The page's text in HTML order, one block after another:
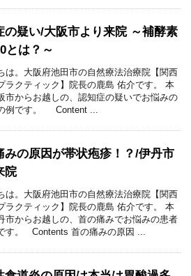
の疑い/大阪市より来院 ～補酵素
とは？～
は。大阪府池田市の自然療法治療院【関西
ラクティック】院長の鹿島 佑介です。 本
市からお越しの、認知症の疑いでお悩みの
例です。 Content ...
みの原因が帯状疱疹！？/伊丹市
院
は。大阪府池田市の自然療法治療院【関西
ラクティック】院長の鹿島 佑介です。 本
市からお越しの、首の痛みでお悩みの患者
す。 Contents 首の痛みの原因 ...